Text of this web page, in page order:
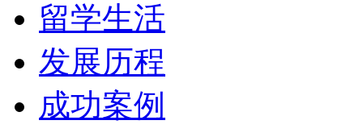
留学生活
发展历程
成功案例